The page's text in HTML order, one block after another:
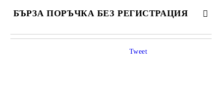
БЪРЗА ПОРЪЧКА БЕЗ РЕГИСТРАЦИЯ
САМО ПОПЪЛНЕТЕ 4 ПОЛЕТА
Tweet